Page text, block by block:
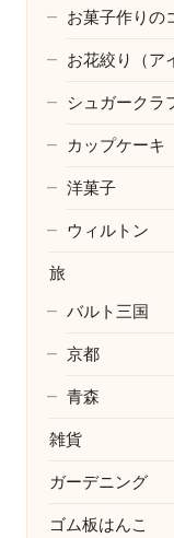
お菓子作りの
お花絞り（ア
シュガークラ
カップケーキ
洋菓子
ウィルトン
旅
バルト三国
京都
青森
雑貨
ガーデニング
ゴム板はんこ